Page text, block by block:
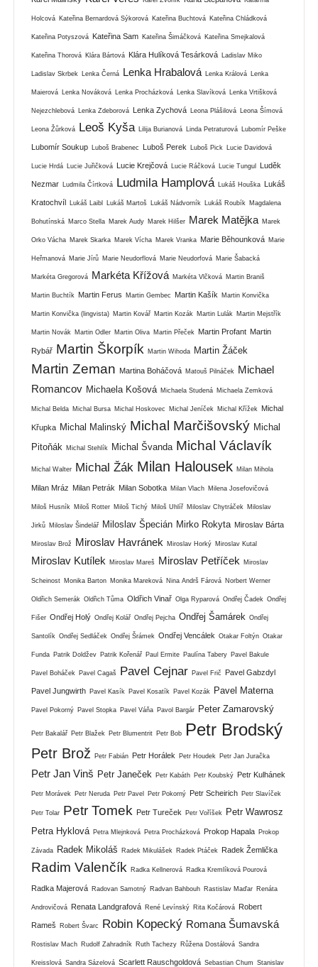
Holcová Kateřina Bernardová Sýkorová Kateřina Buchtová Kateřina Chládková
Kateřina Potyszová Kateřina Sam Kateřina Šimáčková Kateřina Smejkalová
Kateřina Thorová Klára Bártová Klára Hulíková Tesárková Ladislav Miko
Ladislav Skrbek Lenka Černá Lenka Hrabalová Lenka Králová Lenka
Maierová Lenka Nováková Lenka Procházková Lenka Slavíková Lenka Vrtišková
Nejezchlebová Lenka Zdeborová Lenka Zychová Leona Plášilová Leona Šímová
Leona Žůrková Leoš Kyša Lilija Burianová Linda Petraturová Lubomír Peške
Lubomír Soukup Luboš Brabenec Luboš Perek Luboš Pick Lucie Davidová
Lucie Hrdá Lucie Juřičková Lucie Krejčová Lucie Ráčková Lucie Tungul Luděk
Nezmar Ludmila Čírtková Ludmila Hamplová Lukáš Houška Lukáš
Kratochvíl Lukáš Laibl Lukáš Martoš Lukáš Nádvorník Lukáš Roubík Magdalena
Bohutínská Marco Stella Marek Audy Marek Hilšer Marek Matějka Marek
Orko Vácha Marek Skarka Marek Vícha Marek Vranka Marie Běhounková Marie
Heřmanová Marie Jírů Marie Neudorflová Marie Neudorfová Marie Šabacká
Markéta Gregorová Markéta Křížová Markéta Vlčková Martin Braniš
Martin Buchtík Martin Ferus Martin Gembec Martin Kašík Martin Konvička
Martin Konvička (lingvista) Martin Kovář Martin Kozák Martin Lulák Martin Mejstřík
Martin Novák Martin Odler Martin Oliva Martin Přeček Martin Profant Martin
Rybář Martin Škorpík Martin Wihoda Martin Žáček
Martin Zeman Martina Boháčová Matouš Pilnáček
Michael
Romancov Michaela Košová Michaela Studená Michaela Zemková
Michal Belda Michal Bursa Michal Hoskovec Michal Jeníček Michal Křížek Michal
Křupka Michal Malinský Michal Marčišovský Michal
Pitoňák
Michal Stehlík Michal Švanda Michal Václavík
Michal Walter Michal Žák Milan Halousek Milan Mihola
Milan Mráz Milan Petrák Milan Sobotka Milan Vlach Milena Josefovičová
Miloš Husník Miloš Rotter Miloš Tichý Miloš Uhlíř Miloslav Chytráček Miloslav
Jirků Miloslav Šindelář Miloslav Špecián Mirko Rokyta Miroslav Bárta
Miroslav Brož Miroslav Havránek Miroslav Horký Miroslav Kutal
Miroslav Kutílek Miroslav Mareš Miroslav Petříček Miroslav
Scheinost Monika Barton Monika Mareková Nina Andrš Fárová Norbert Werner
Oldřich Semerák Oldřich Tůma Oldřich Vinař Olga Ryparová Ondřej Čadek Ondřej
Fišer Ondřej Holý Ondřej Kolář Ondřej Pejcha Ondřej Šamárek Ondřej
Santolík Ondřej Sedláček Ondřej Šrámek Ondřej Vencálek Otakar Foltýn Otakar
Funda Patrik Doldžev Patrik Kořenář Paul Ermite Paulína Tabery Pavel Bakule
Pavel Boháček Pavel Cagaš Pavel Cejnar Pavel Frič Pavel Gabzdyl
Pavel Jungwirth Pavel Kasík Pavel Kosatík Pavel Kozák Pavel Materna
Pavel Pokorný Pavel Stopka Pavel Váňa Pavol Bargár Peter Zamarovský
Petr Bakalář Petr Blažek Petr Blumentrit Petr Bob Petr Brodský
Petr Brož Petr Fabián Petr Horálek Petr Houdek Petr Jan Juračka
Petr Jan Vinš Petr Janeček Petr Kabáth Petr Koubský Petr Kulhánek
Petr Morávek Petr Neruda Petr Pavel Petr Pokorný Petr Scheirich Petr Slavíček
Petr Tolar Petr Tomek Petr Tureček Petr Voříšek
Petr Wawrosz
Petra Hyklová Petra Mlejnková Petra Procházková Prokop Hapala Prokop
Závada Radek Mikoláš Radek Mikulášek Radek Ptáček Radek Žemlička
Radim Valenčík Radka Kellnerová Radka Kremlíková Pourová
Radka Majerová Radovan Samotný Radvan Bahbouh Rastislav Maďar Renáta
Androvičová Renata Landgrafová René Levínský Rita Kočárová Robert
Rameš Robert Švarc Robin Kopecký Romana Šumavská
Rostislav Mach Rudolf Zahradník Ruth Tachezy Růžena Dostálová Sandra
Kreisslová Sandra Sázelová Scarlett Rauschgoldová Sebastian Chum Stanislav